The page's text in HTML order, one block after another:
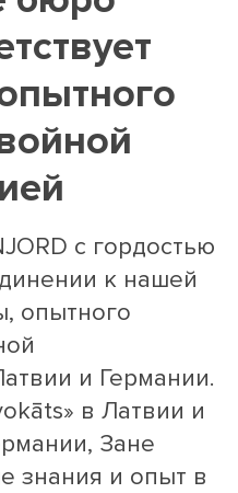
MENU
с гордостью
к нашей
опытного
и Германии.
в Латвии и
Зане
знания и опыт в